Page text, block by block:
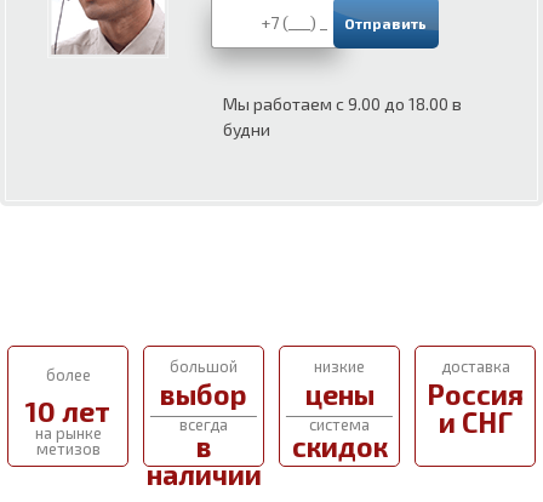
Мы работаем с 9.00 до 18.00 в
будни
более
10 лет
на рынке
метизов
большой
выбор
всегда
в
наличии
низкие
цены
система
скидок
доставка
Россия
и СНГ